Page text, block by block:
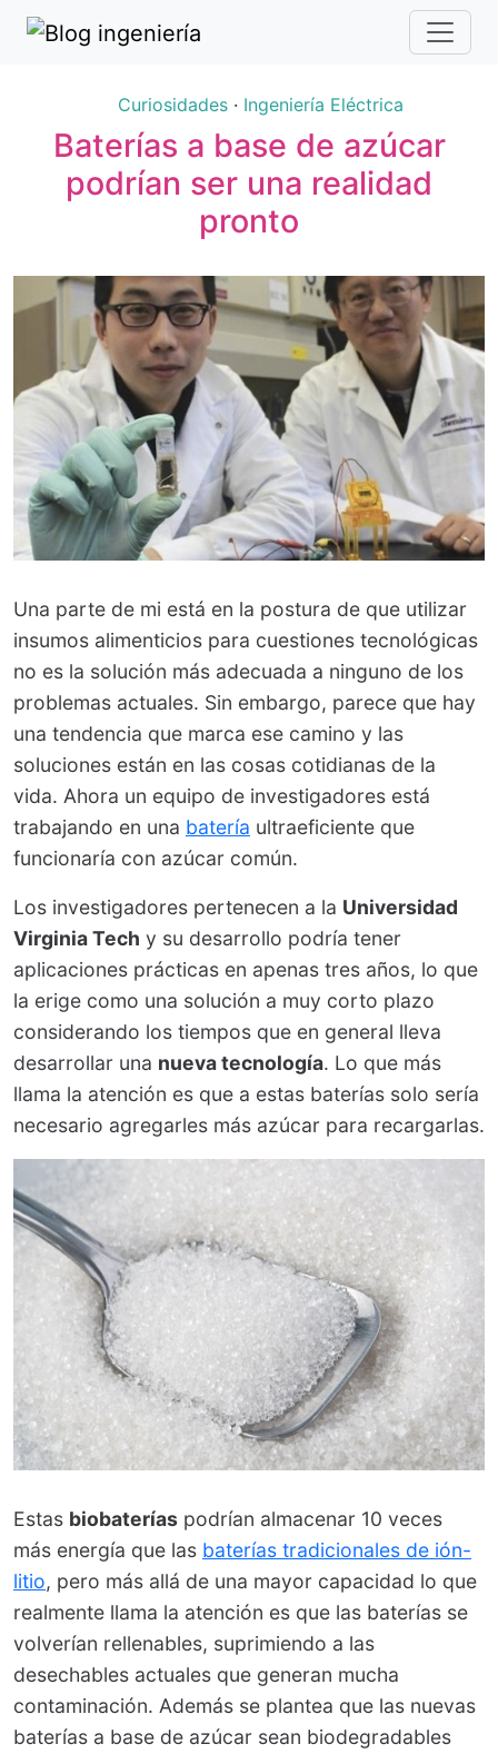
Curiosidades · Ingeniería Eléctrica
Baterías a base de azúcar
podrían ser una realidad
pronto
Una parte de mi está en la postura de que utilizar
insumos alimenticios para cuestiones tecnológicas
no es la solución más adecuada a ninguno de los
problemas actuales. Sin embargo, parece que hay
una tendencia que marca ese camino y las
soluciones están en las cosas cotidianas de la
vida. Ahora un equipo de investigadores está
trabajando en una batería ultraeficiente que
funcionaría con azúcar común.
Los investigadores pertenecen a la Universidad
Virginia Tech y su desarrollo podría tener
aplicaciones prácticas en apenas tres años, lo que
la erige como una solución a muy corto plazo
considerando los tiempos que en general lleva
desarrollar una nueva tecnología. Lo que más
llama la atención es que a estas baterías solo sería
necesario agregarles más azúcar para recargarlas.
Estas biobaterías podrían almacenar 10 veces
más energía que las baterías tradicionales de ión-
litio, pero más allá de una mayor capacidad lo que
realmente llama la atención es que las baterías se
volverían rellenables, suprimiendo a las
desechables actuales que generan mucha
contaminación. Además se plantea que las nuevas
baterías a base de azúcar sean biodegradables